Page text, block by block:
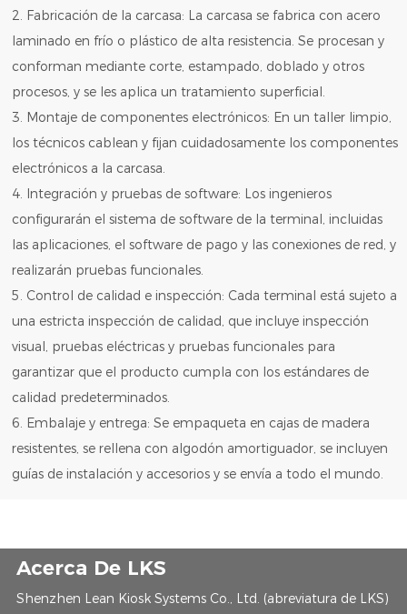
2. Fabricación de la carcasa: La carcasa se fabrica con acero
laminado en frío o plástico de alta resistencia. Se procesan y
conforman mediante corte, estampado, doblado y otros
procesos, y se les aplica un tratamiento superficial.
3. Montaje de componentes electrónicos: En un taller limpio,
los técnicos cablean y fijan cuidadosamente los componentes
electrónicos a la carcasa.
4. Integración y pruebas de software: Los ingenieros
configurarán el sistema de software de la terminal, incluidas
las aplicaciones, el software de pago y las conexiones de red, y
realizarán pruebas funcionales.
5. Control de calidad e inspección: Cada terminal está sujeto a
una estricta inspección de calidad, que incluye inspección
visual, pruebas eléctricas y pruebas funcionales para
garantizar que el producto cumpla con los estándares de
calidad predeterminados.
6. Embalaje y entrega: Se empaqueta en cajas de madera
resistentes, se rellena con algodón amortiguador, se incluyen
guías de instalación y accesorios y se envía a todo el mundo.
Acerca De LKS
Shenzhen Lean Kiosk Systems Co., Ltd. (abreviatura de LKS)